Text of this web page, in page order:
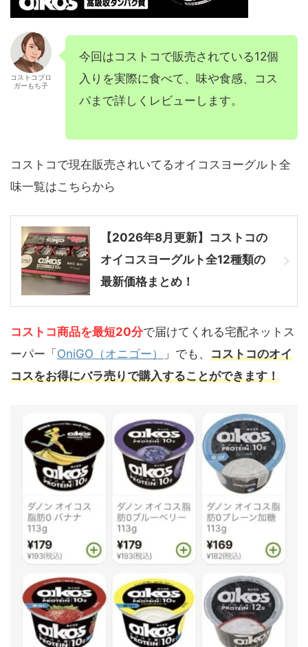
コストコブロ
ガーもち子
今回はコストコで販売されている12個
入りを実際に食べて、味や食感、コス
パまで詳しくレビューします。
コストコで現在販売されいてるオイコスヨーグルト全
味一覧はこちらから
【2026年8月更新】コストコの
オイコスヨーグルト全12種類の
最新価格まとめ！
コストコ商品を最短20分で届けてくれる宅配ネットス
ーパー「OniGO（オニゴー） 」でも、 コストコのオイ
コスをお得にバラ売りで購入することができます！